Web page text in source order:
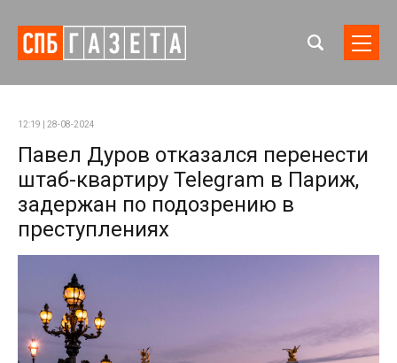
12:19 | 28-08-2024
Павел Дуров отказался перенести
штаб-квартиру Telegram в Париж,
задержан по подозрению в
преступлениях